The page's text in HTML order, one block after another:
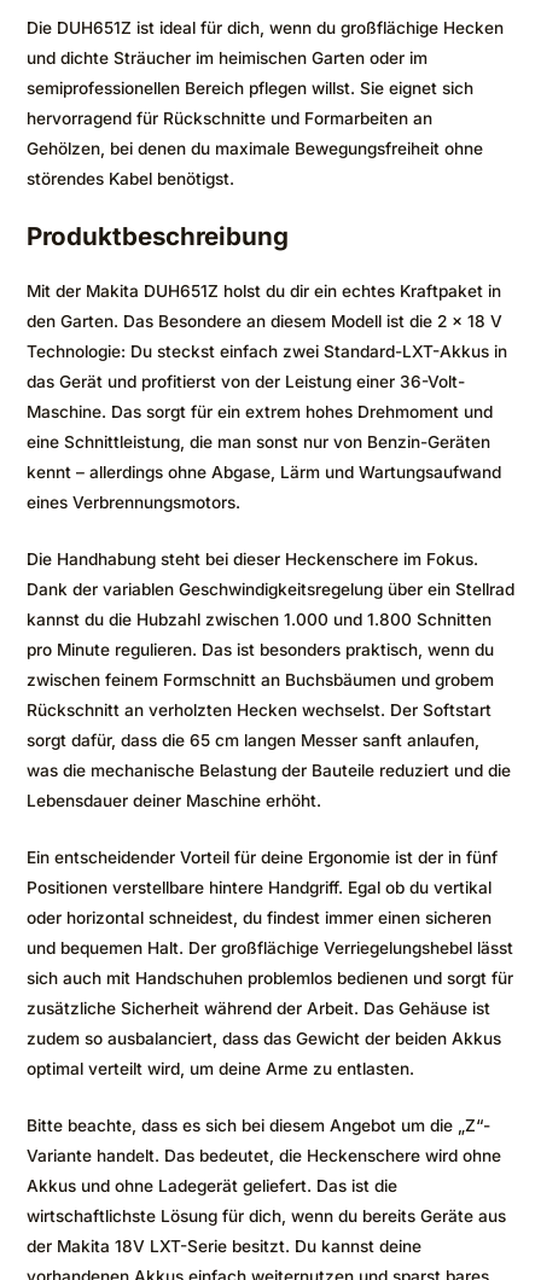
Die DUH651Z ist ideal für dich, wenn du großflächige Hecken
und dichte Sträucher im heimischen Garten oder im
semiprofessionellen Bereich pflegen willst. Sie eignet sich
hervorragend für Rückschnitte und Formarbeiten an
Gehölzen, bei denen du maximale Bewegungsfreiheit ohne
störendes Kabel benötigst.
Produktbeschreibung
Mit der Makita DUH651Z holst du dir ein echtes Kraftpaket in
den Garten. Das Besondere an diesem Modell ist die 2 x 18 V
Technologie: Du steckst einfach zwei Standard-LXT-Akkus in
das Gerät und profitierst von der Leistung einer 36-Volt-
Maschine. Das sorgt für ein extrem hohes Drehmoment und
eine Schnittleistung, die man sonst nur von Benzin-Geräten
kennt – allerdings ohne Abgase, Lärm und Wartungsaufwand
eines Verbrennungsmotors.
Die Handhabung steht bei dieser Heckenschere im Fokus.
Dank der variablen Geschwindigkeitsregelung über ein Stellrad
kannst du die Hubzahl zwischen 1.000 und 1.800 Schnitten
pro Minute regulieren. Das ist besonders praktisch, wenn du
zwischen feinem Formschnitt an Buchsbäumen und grobem
Rückschnitt an verholzten Hecken wechselst. Der Softstart
sorgt dafür, dass die 65 cm langen Messer sanft anlaufen,
was die mechanische Belastung der Bauteile reduziert und die
Lebensdauer deiner Maschine erhöht.
Ein entscheidender Vorteil für deine Ergonomie ist der in fünf
Positionen verstellbare hintere Handgriff. Egal ob du vertikal
oder horizontal schneidest, du findest immer einen sicheren
und bequemen Halt. Der großflächige Verriegelungshebel lässt
sich auch mit Handschuhen problemlos bedienen und sorgt für
zusätzliche Sicherheit während der Arbeit. Das Gehäuse ist
zudem so ausbalanciert, dass das Gewicht der beiden Akkus
optimal verteilt wird, um deine Arme zu entlasten.
Bitte beachte, dass es sich bei diesem Angebot um die „Z“-
Variante handelt. Das bedeutet, die Heckenschere wird ohne
Akkus und ohne Ladegerät geliefert. Das ist die
wirtschaftlichste Lösung für dich, wenn du bereits Geräte aus
der Makita 18V LXT-Serie besitzt. Du kannst deine
vorhandenen Akkus einfach weiternutzen und sparst bares